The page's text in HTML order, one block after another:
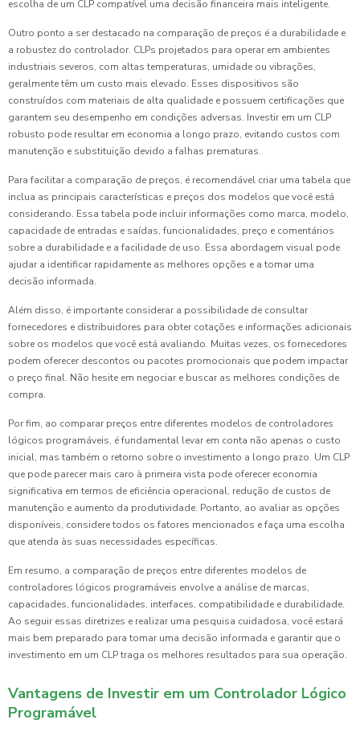
escolha de um CLP compatível uma decisão financeira mais inteligente.
Outro ponto a ser destacado na comparação de preços é a durabilidade e
a robustez do controlador. CLPs projetados para operar em ambientes
industriais severos, com altas temperaturas, umidade ou vibrações,
geralmente têm um custo mais elevado. Esses dispositivos são
construídos com materiais de alta qualidade e possuem certificações que
garantem seu desempenho em condições adversas. Investir em um CLP
robusto pode resultar em economia a longo prazo, evitando custos com
manutenção e substituição devido a falhas prematuras.
Para facilitar a comparação de preços, é recomendável criar uma tabela que
inclua as principais características e preços dos modelos que você está
considerando. Essa tabela pode incluir informações como marca, modelo,
capacidade de entradas e saídas, funcionalidades, preço e comentários
sobre a durabilidade e a facilidade de uso. Essa abordagem visual pode
ajudar a identificar rapidamente as melhores opções e a tomar uma
decisão informada.
Além disso, é importante considerar a possibilidade de consultar
fornecedores e distribuidores para obter cotações e informações adicionais
sobre os modelos que você está avaliando. Muitas vezes, os fornecedores
podem oferecer descontos ou pacotes promocionais que podem impactar
o preço final. Não hesite em negociar e buscar as melhores condições de
compra.
Por fim, ao comparar preços entre diferentes modelos de controladores
lógicos programáveis, é fundamental levar em conta não apenas o custo
inicial, mas também o retorno sobre o investimento a longo prazo. Um CLP
que pode parecer mais caro à primeira vista pode oferecer economia
significativa em termos de eficiência operacional, redução de custos de
manutenção e aumento da produtividade. Portanto, ao avaliar as opções
disponíveis, considere todos os fatores mencionados e faça uma escolha
que atenda às suas necessidades específicas.
Em resumo, a comparação de preços entre diferentes modelos de
controladores lógicos programáveis envolve a análise de marcas,
capacidades, funcionalidades, interfaces, compatibilidade e durabilidade.
Ao seguir essas diretrizes e realizar uma pesquisa cuidadosa, você estará
mais bem preparado para tomar uma decisão informada e garantir que o
investimento em um CLP traga os melhores resultados para sua operação.
Vantagens de Investir em um Controlador Lógico
Programável